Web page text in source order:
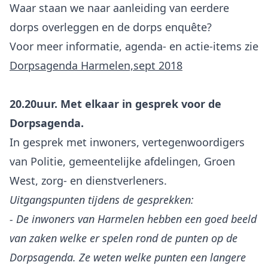
Waar staan we naar aanleiding van eerdere
dorps overleggen en de dorps enquête?
Voor meer informatie, agenda- en actie-items zie
Dorpsagenda Harmelen,sept 2018
20.20uur. Met elkaar in gesprek voor de
Dorpsagenda.
In gesprek met inwoners, vertegenwoordigers
van Politie, gemeentelijke afdelingen, Groen
Uitgangspunten tijdens de gesprekken:
- De inwoners van Harmelen hebben een goed beeld
van zaken welke er spelen rond de punten op de
Dorpsagenda. Ze weten welke punten een langere